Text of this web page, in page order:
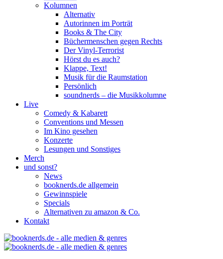
Kolumnen
Alternativ
Autorinnen im Porträt
Books & The City
Büchermenschen gegen Rechts
Der Vinyl-Terrorist
Hörst du es auch?
Klappe, Text!
Musik für die Raumstation
Persönlich
soundnerds – die Musikkolumne
Live
Comedy & Kabarett
Conventions und Messen
Im Kino gesehen
Konzerte
Lesungen und Sonstiges
Merch
und sonst?
News
booknerds.de allgemein
Gewinnspiele
Specials
Alternativen zu amazon & Co.
Kontakt